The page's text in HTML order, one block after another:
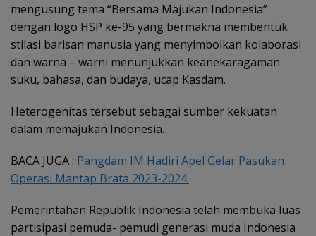
mengusung tema “Bersama Majukan Indonesia”
dengan logo HSP ke-95 yang bermakna membentuk
stilasi barisan manusia yang menyimbolkan kolaborasi
dan warna – warni menunjukkan keanekaragaman
suku, bahasa, dan budaya, ucap Kasdam.
Heterogenitas tersebut sebagai sumber kekuatan
dalam memajukan Indonesia.
BACA JUGA : Pangdam IM Hadiri Apel Gelar Pasukan
Operasi Mantap Brata 2023-2024.
Pemerintahan Republik Indonesia telah membuka luas
partisipasi pemuda- pemudi generasi muda Indonesia